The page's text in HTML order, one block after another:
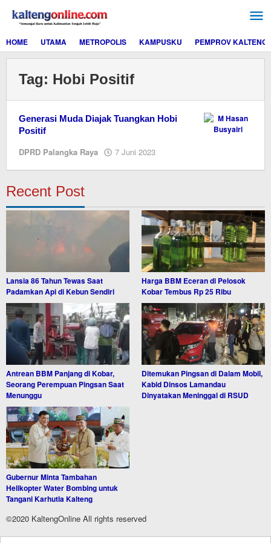
konten
HOME
UTAMA METROPOLIS KAMPUSKU PEMPROV KALTENG
Tag: Hobi Positif
Generasi Muda Diajak Tuangkan Hobi
Positif
DPRD Palangka Raya 7 Juni 2023
Recent Post
Lansia 86 Tahun Tewas Saat
Padamkan Api di Kebun Sendiri
Harga BBM Eceran di Pelosok
Kobar Tembus Rp 25 Ribu
Antrean BBM Panjang di Kobar,
Seorang Perempuan Pingsan Saat
Menunggu
Ditemukan Pingsan di Dalam Mobil,
Kabid Dinsos Lamandau
Dinyatakan Meninggal di RSUD
Gubernur Minta Tambahan
Helikopter Water Bombing untuk
Tangani Karhutla Kalteng
©2020 KaltengOnline All rights reserved